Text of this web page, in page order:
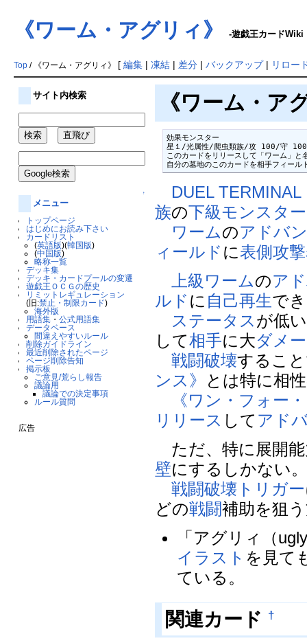
《ワーム・アグリィ》 -遊戯王カードWiki
Top/ 《ワーム・アグリィ》 [ 編集| 凍結| 差分| バックアップ| リロー
サイト内検索
↑
メニュー
トップページ
はじめにお読み下さい
カードリスト
(英語版)(韓国版)
(中国版)
略称一覧
デッキ集
デッキ・カードプールの変遷
遊戯王ＯＣＧの歴史
リミットレギュレーション
(旧:禁止・制限カード)
海外版
用語集 ・公式用語集
データベース
間違えやすいルール
削除ガイドライン
最近削除されたページ
ページ削除告知
掲示板
ご意見/荒らし報告
議論用
議論での決定事項
ルール質問
広告
《ワーム・
効果モンスター
星１/光属性/爬虫類族/攻 100/守 100
このカードをリリースして「ワーム」
自分の墓地のこのカードを相手フィール
DUEL
族の下級モンスター
ワームのアドバ
ィールド に表側攻
上級 ワームのア
ルド に 自己再生で
ステータスが低
して相手に大ダメ
戦闘破壊するこ
ンス》
とは特に相
《ワン・フォー
リリース して アド
ただ、特に展開
壁にするしかない
戦闘破壊 トリガー
どの戦闘補助を狙
「アグリィ（
イラスト を見て
ている。
関連カード †